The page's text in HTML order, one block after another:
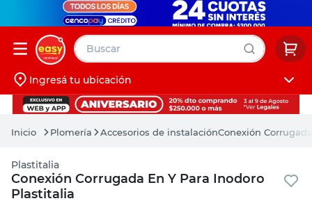
Buscar
Iniciá sesión
Ingresá tu ubicación
Plomería Accesorios de instalaciónConexión
Plastitalia
Conexión Corrugada En Y Para Inodoro
Plastitalia
muebles
pintura
escritorio
puertas
placard